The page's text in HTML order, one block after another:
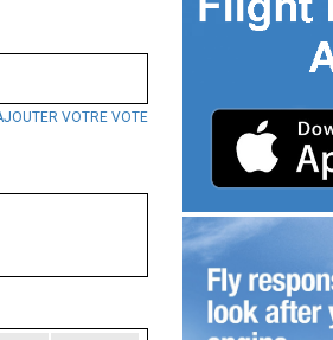
VOTRE VOTE